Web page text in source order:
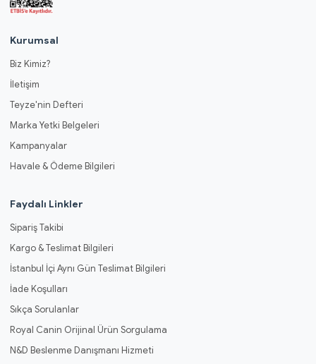
Kurumsal
Biz Kimiz?
İletişim
Teyze'nin Defteri
Marka Yetki Belgeleri
Kampanyalar
Havale & Ödeme Bilgileri
Faydalı Linkler
Sipariş Takibi
Kargo & Teslimat Bilgileri
İstanbul İçi Aynı Gün Teslimat Bilgileri
İade Koşulları
Sıkça Sorulanlar
Royal Canin Orijinal Ürün Sorgulama
N&D Beslenme Danışmanı Hizmeti